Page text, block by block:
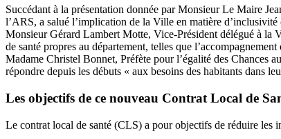
Succédant à la présentation donnée par Monsieur Le Maire
l’ARS, a salué l’implication de la Ville en matière d’inclusivité
Monsieur Gérard Lambert Motte, Vice-Président délégué à la
de santé propres au département, telles que l’accompagnement
Madame Christel Bonnet, Préfète pour l’égalité des Chances
répondre depuis les débuts « aux besoins des habitants dans
Les objectifs de ce nouveau Contrat Local de
Le contrat local de santé (CLS) a pour objectifs de réduire les